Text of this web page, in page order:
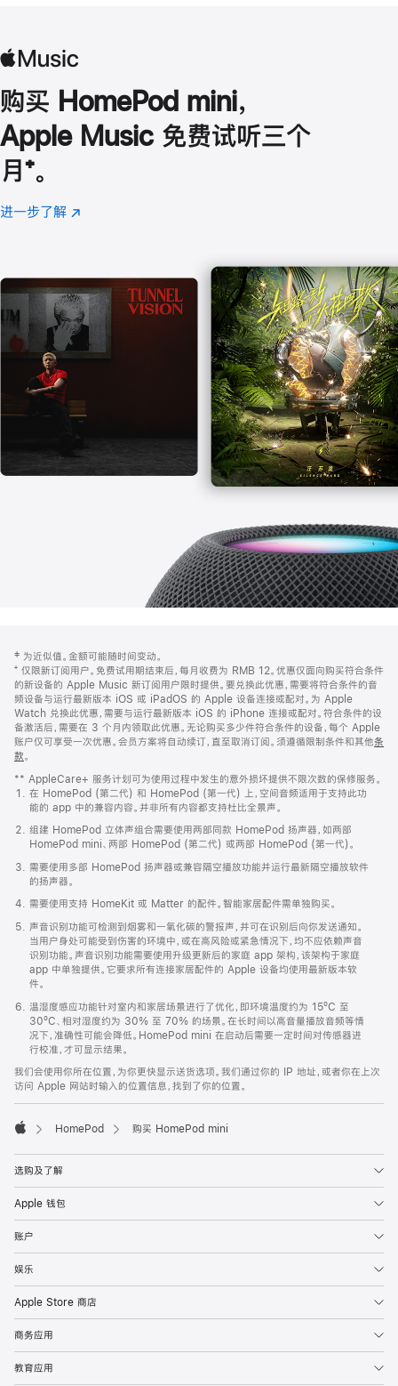
购买 HomePod mini，
Apple Music 免费试听三个
月 脚
注
⁺。
进一步了解 Apple
(在
口
中
打
开)
页
页
脚
注
‡ 为近似值。金额可能随时间变动。
⁺ 仅限新订阅用户。免费试用期结束后，每月收费为 RMB 12。优惠仅面向购买符合条件
的新设备的 Apple Music 新订阅用户限时提供。要兑换此优惠，需要将符合条件的音
频设备与运行最新版本 iOS 或 iPadOS 的 Apple 设备连接或配对。为 Apple
Watch 兑换此优惠，需要与运行最新版本 iOS 的 iPhone 连接或配对。符合条件的设
备激活后，需要在 3 个月内领取此优惠。无论购买多少件符合条件的设备，每个 Apple
账户仅可享受一次优惠。会员方案将自动续订，直至取消订阅。须遵循限制条件和其他条
款。
窗
口
中
打
开)
** AppleCare+ 服务计划可为使用过程中发生的意外损坏提供不限次数的保修服务。
在 HomePod (第二代) 和 HomePod (第一代) 上，空间音频适用于支持此功
能的 app 中的兼容内容。并非所有内容都支持杜比全景声。
组建 HomePod 立体声组合需要使用两部同款 HomePod 扬声器，如两部
HomePod mini、两部 HomePod (第二代) 或两部 HomePod (第一代)。
需要使用多部 HomePod 扬声器或兼容隔空播放功能并运行最新隔空播放软件
的扬声器。
需要使用支持 HomeKit 或 Matter 的配件。智能家居配件需单独购买。
声音识别功能可检测到烟雾和一氧化碳的警报声，并可在识别后向你发送通知。
当用户身处可能受到伤害的环境中，或在高风险或紧急情况下，均不应依赖声音
识别功能。声音识别功能需要使用升级更新后的家庭 app 架构，该架构于家庭
app 中单独提供。它要求所有连接家居配件的 Apple 设备均使用最新版本软
件。
温湿度感应功能针对室内和家居场景进行了优化，即环境温度约为 15ºC 至
30ºC、相对湿度约为 30% 至 70% 的场景。在长时间以高音量播放音频等情
况下，准确性可能会降低。HomePod mini 在启动后需要一定时间对传感器进
行校准，才可显示结果。
我们会使用你所在位置，为你更快显示送货选项。我们通过你的 IP 地址，或者你在上次
访问 Apple 网站时输入的位置信息，找到了你的位置。
HomePod 购买 HomePod mini
选购及了解
Apple 钱包
账户
娱乐
Apple Store 商店
商务应用
教育应用